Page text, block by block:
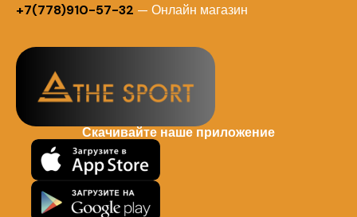
+7(778)910-57-32 — Онлайн магазин
Скачивайте наше приложение